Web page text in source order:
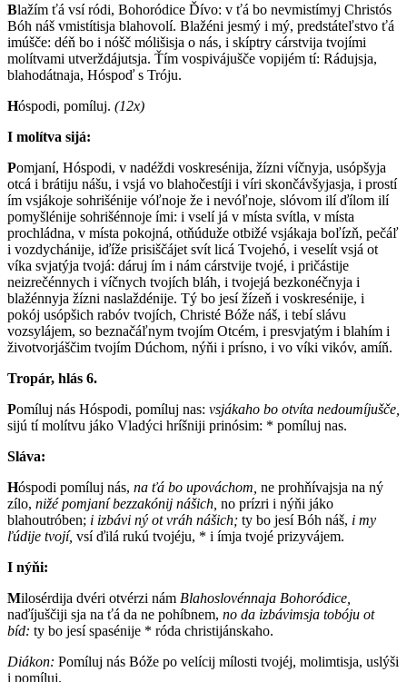
Blažím ťá vsí ródi, Bohoródice Ďívo: v ťá bo nevmistímyj Christós
Bóh náš vmistítisja blahovolí. Blažéni jesmý i mý, predstáteľstvo ťá
imúšče: déň bo i nóšč mólišisja o nás, i skíptry cárstvija tvojími
molítvami utverždájutsja. Ťím vospivájušče vopijém tí: Rádujsja,
blahodátnaja, Hóspoď s Tróju.
Hóspodi, pomíluj. (12x)
I molítva sijá:
Pomjaní, Hóspodi, v nadéždi voskresénija, žízni víčnyja, usópšyja
otcá i brátiju nášu, i vsjá vo blahočestíji i víri skončávšyjasja, i prostí
ím vsjákoje sohrišénije vóľnoje že i nevóľnoje, slóvom ilí ďílom ilí
pomyšlénije sohrišénnoje ími: i vselí já v místa svítla, v místa
prochládna, v místa pokojná, otňúduže otbižé vsjákaja boľízň, pečáľ
i vozdychánije, iďíže prisiščájet svít licá Tvojehó, i veselít vsjá ot
víka svjatýja tvojá: dáruj ím i nám cárstvije tvojé, i pričástije
neizrečénnych i víčnych tvojích bláh, i tvojejá bezkonéčnyja i
blažénnyja žízni naslaždénije. Tý bo jesí žízeň i voskresénije, i
pokój usópšich rabóv tvojích, Christé Bóže náš, i tebí slávu
vozsylájem, so beznačáľnym tvojím Otcém, i presvjatým i blahím i
životvorjáščim tvojím Dúchom, nýňi i prísno, i vo víki vikóv, amíň.
Tropár, hlás 6.
Pomíluj nás Hóspodi, pomíluj nas: vsjákaho bo otvíta nedoumíjušče,
sijú tí molítvu jáko Vladýci hríšniji prinósim: * pomíluj nas.
Sláva:
Hóspodi pomíluj nás, na ťá bo upováchom, ne prohňívajsja na ný
zílo, nižé pomjaní bezzakónij nášich, no prízri i nýňi jáko
blahoutróben; i izbávi ný ot vráh nášich; ty bo jesí Bóh náš, i my
ľúdije tvojí, vsí ďilá rukú tvojéju, * i ímja tvojé prizyvájem.
I nýňi:
Milosérdija dvéri otvérzi nám Blahoslovénnaja Bohoródice,
naďíjuščiji sja na ťá da ne pohíbnem, no da izbávimsja tobóju ot
bíd: ty bo jesí spasénije * róda christijánskaho.
Diákon: Pomíluj nás Bóže po velícij mílosti tvojéj, molimtisja, uslýši
i pomíluj.